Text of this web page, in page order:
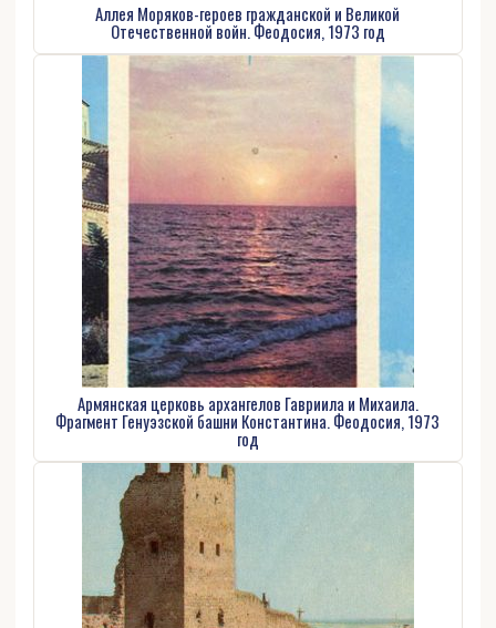
Аллея Моряков-героев гражданской и Великой
Отечественной войн. Феодосия, 1973 год
Армянская церковь архангелов Гавриила и Михаила.
Фрагмент Генуэзской башни Константина. Феодосия, 1973
год